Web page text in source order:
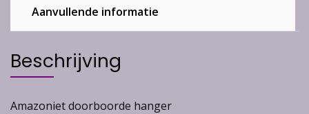
Aanvullende informatie
Beschrijving
Amazoniet doorboorde hanger